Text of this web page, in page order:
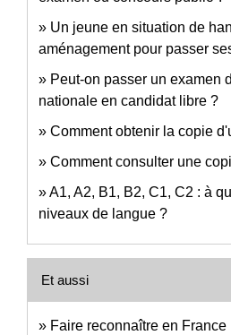
Un jeune en situation de
aménagement pour passer
Peut-on passer un examen
nationale en candidat libre ?
Comment obtenir la copie
Comment consulter une
A1, A2, B1, B2, C1, C2 : à
niveaux de langue ?
Et aussi
Faire reconnaître en